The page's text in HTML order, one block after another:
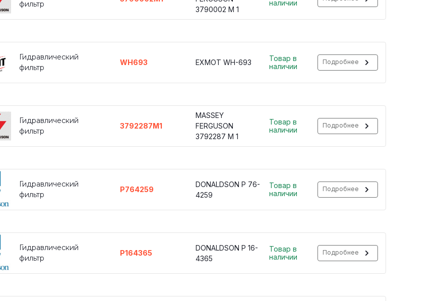
фильтр
3790002 M 1
наличии
Гидравлический
фильтр
WH693 EXMOT WH-693
Товар в
наличии
Подробнее
Гидравлический
фильтр
3792287M1
MASSEY
FERGUSON
3792287 M 1
Товар в
наличии
Подробнее
Гидравлический
фильтр
P764259
DONALDSON P 76-
4259
Товар в
наличии
Подробнее
Гидравлический
фильтр
P164365
DONALDSON P 16-
4365
Товар в
наличии
Подробнее